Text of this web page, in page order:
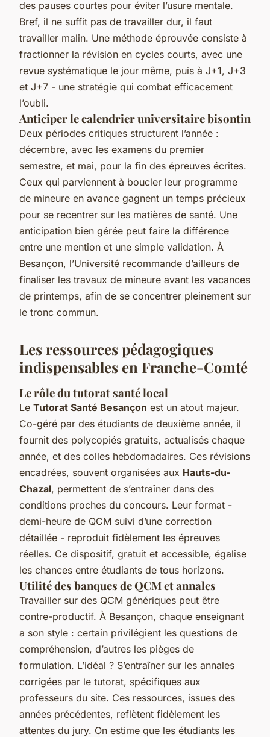
des pauses courtes pour éviter l’usure mentale.
Bref, il ne suffit pas de travailler dur, il faut
travailler malin. Une méthode éprouvée consiste à
fractionner la révision en cycles courts, avec une
revue systématique le jour même, puis à J+1, J+3
et J+7 - une stratégie qui combat efficacement
l’oubli.
Anticiper le calendrier universitaire bisontin
Deux périodes critiques structurent l’année :
décembre, avec les examens du premier
semestre, et mai, pour la fin des épreuves écrites.
Ceux qui parviennent à boucler leur programme
de mineure en avance gagnent un temps précieux
pour se recentrer sur les matières de santé. Une
anticipation bien gérée peut faire la différence
entre une mention et une simple validation. À
Besançon, l’Université recommande d’ailleurs de
finaliser les travaux de mineure avant les vacances
de printemps, afin de se concentrer pleinement sur
le tronc commun.
Les ressources pédagogiques
indispensables en Franche-Comté
Le rôle du tutorat santé local
Le Tutorat Santé Besançon est un atout majeur.
Co-géré par des étudiants de deuxième année, il
fournit des polycopiés gratuits, actualisés chaque
année, et des colles hebdomadaires. Ces révisions
encadrées, souvent organisées aux Hauts-du-
Chazal, permettent de s’entraîner dans des
conditions proches du concours. Leur format -
demi-heure de QCM suivi d’une correction
détaillée - reproduit fidèlement les épreuves
réelles. Ce dispositif, gratuit et accessible, égalise
les chances entre étudiants de tous horizons.
Utilité des banques de QCM et annales
Travailler sur des QCM génériques peut être
contre-productif. À Besançon, chaque enseignant
a son style : certain privilégient les questions de
compréhension, d’autres les pièges de
formulation. L’idéal ? S’entraîner sur les annales
corrigées par le tutorat, spécifiques aux
professeurs du site. Ces ressources, issues des
années précédentes, reflètent fidèlement les
attentes du jury. On estime que les étudiants les